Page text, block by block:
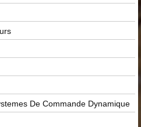
De Commande Dynamique